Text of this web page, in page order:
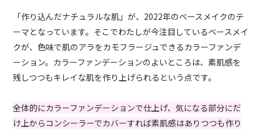
「作り込んだナチュラルな肌」が、2022年のベースメイクのテ
ーマとなっています。そこでわたしが今注目しているベースメイ
クが、色味で肌のアラをカモフラージュできるカラーファンデ
ーション。カラーファンデーションのよいところは、素肌感を
残しつつもキレイな肌を作り上げられるという点です。
全体的にカラーファンデーションで仕上げ、気になる部分にだ
け上からコンシーラーでカバーすれば素肌感はありつつも作り